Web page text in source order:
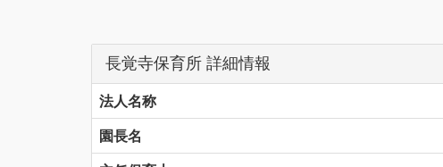
長覚寺保育所 詳細情報
法人名称
園長名